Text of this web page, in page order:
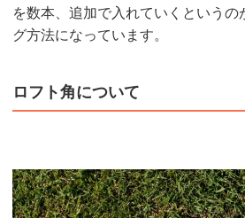
を数本、追加で入れていくというの
グ方法になっています。
ロフト角について